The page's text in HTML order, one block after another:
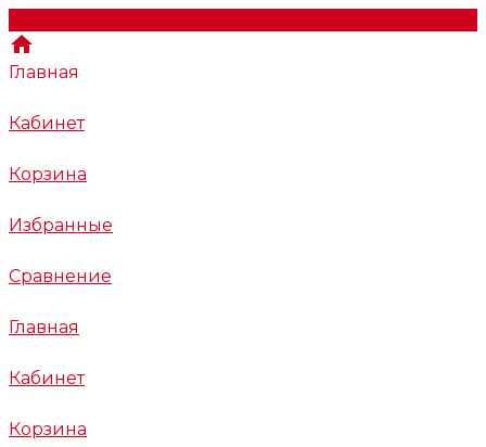
Главная
Кабинет
Корзина
Избранные
Сравнение
Главная
Кабинет
Корзина